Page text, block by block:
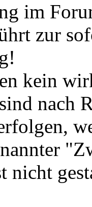
im
zur
kein
nach
nicht